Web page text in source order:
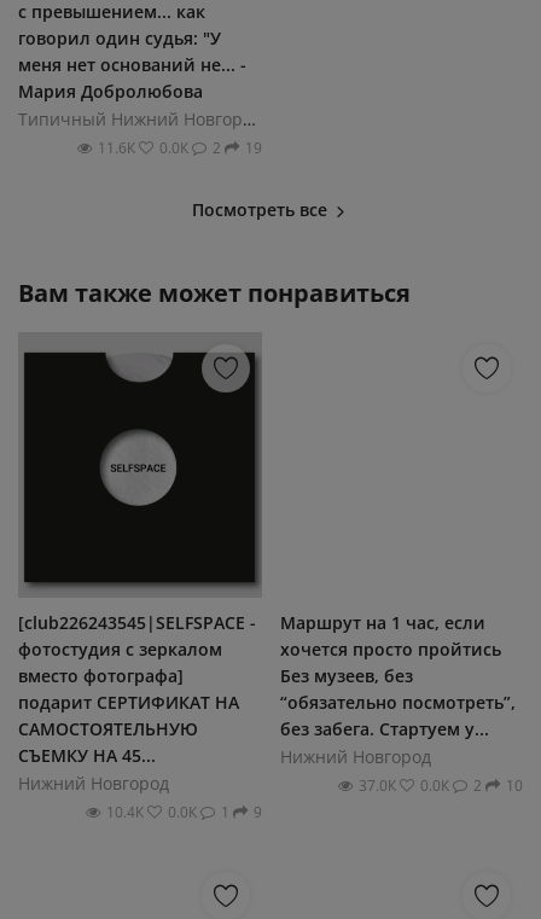
с превышением... как
говорил один судья: "У
меня нет оснований не... -
Мария Добролюбова
Типичный Нижний Новгород
11.6К 0.0К 2 19
Посмотреть все
Вам также может понравиться
[club226243545|SELFSPACE -
фотостудия с зеркалом
вместо фотографа]
подарит СЕРТИФИКАТ НА
САМОСТОЯТЕЛЬНУЮ
СЪЕМКУ НА 45...
Нижний Новгород
10.4К 0.0К 1 9
Маршрут на 1 час, если
хочется просто пройтись
Без музеев, без
“обязательно посмотреть”,
без забега. Стартуем у...
Нижний Новгород
37.0К 0.0К 2 10